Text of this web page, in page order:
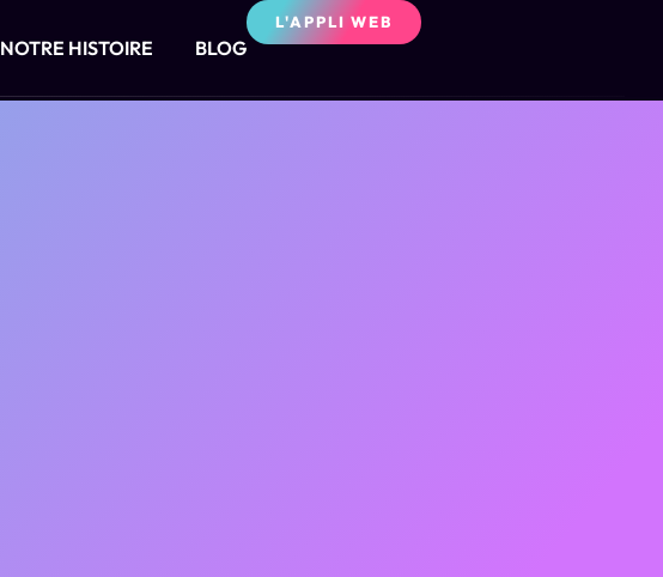
NOTRE HISTOIRE BLOG
L'APPLI WEB